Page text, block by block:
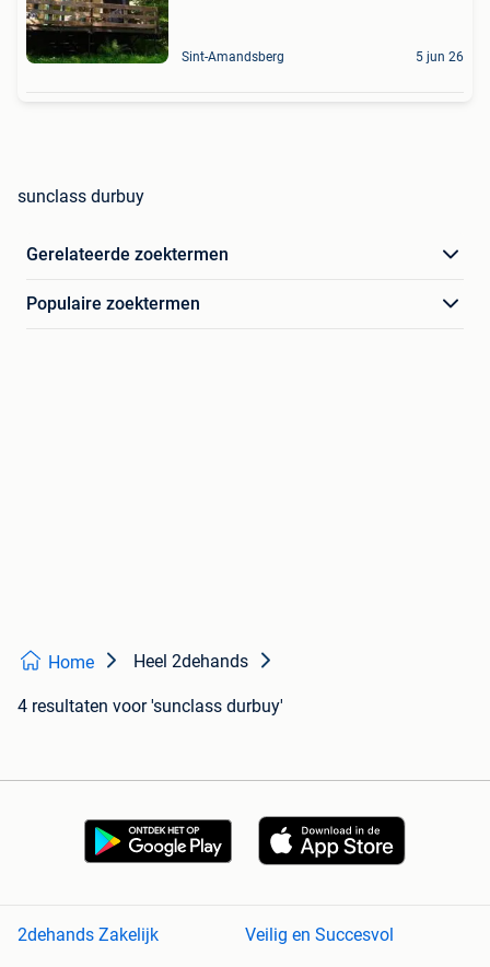
Sint-Amandsberg 5 jun 26
sunclass durbuy
Gerelateerde zoektermen
Populaire zoektermen
Home Heel 2dehands
4 resultaten voor 'sunclass durbuy'
2dehands Zakelijk
Veilig en Succesvol